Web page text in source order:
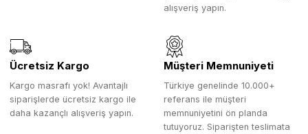
alışveriş yapın.
Ücretsiz Kargo
Kargo masrafı yok! Avantajlı
siparişlerde ücretsiz kargo ile
daha kazançlı alışveriş yapın.
Müşteri Memnuniyeti
Türkiye genelinde 10.000+
referans ile müşteri
memnuniyetini ön planda
tutuyoruz. Siparişten teslimata